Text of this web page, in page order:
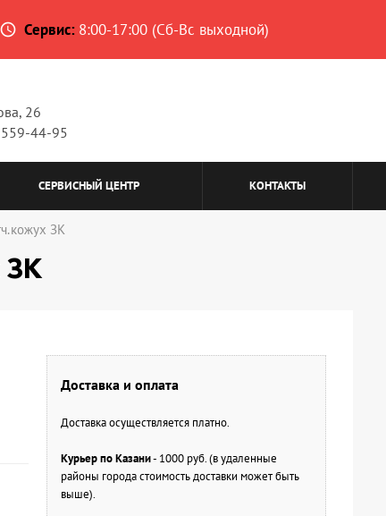
access_time Сервис: 8:00-17:00 (Сб-Вс выходной)
26
44-95
СЕРВИСНЫЙ ЦЕНТР КОНТАКТЫ
ЗК
ЗК
Доставка и оплата
Доставка осуществляется платно.
Курьер по Казани- 1000 руб. (в удаленные
районы города стоимость доставки может быть
выше).